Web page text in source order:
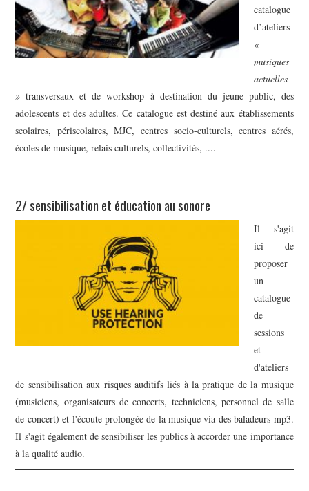
catalogue
d’ateliers
«
musiques
actuelles
» transversaux et de workshop à destination du jeune public, des
adolescents et des adultes. Ce catalogue est destiné aux établissements
scolaires, périscolaires, MJC, centres socio-culturels, centres aérés,
écoles de musique, relais culturels, collectivités, ....
2/ sensibilisation et éducation au sonore
Il s'agit
ici de
proposer
un
catalogue
de
sessions
et
d'ateliers
de sensibilisation aux risques auditifs liés à la pratique de la musique
(musiciens, organisateurs de concerts, techniciens, personnel de salle
de concert) et l'écoute prolongée de la musique via des baladeurs mp3.
Il s'agit également de sensibiliser les publics à accorder une importance
à la qualité audio.